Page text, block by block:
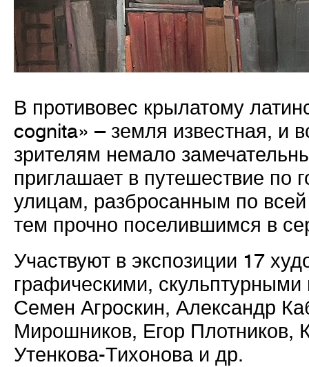
В противовес крылатому
cognita» – земля известная, и
зрителям немало
приглашает в путешествие по
улицам, разбросанным по
тем прочно поселившимся в
Участвуют в экспозиции 17
графическими,
Семен Агроскин, Александр
Мирошников, Егор Плотников,
Утенкова-Тихонова и др.